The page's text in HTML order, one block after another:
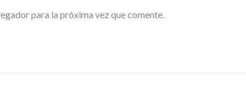
para la próxima vez que comente.